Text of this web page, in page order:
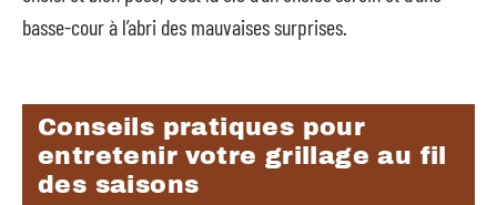
basse-cour à l’abri des mauvaises surprises.
Conseils pratiques pour
entretenir votre grillage au fil
des saisons